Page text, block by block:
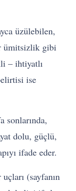
üzülebilen,
ümitsizlik gibi
– ihtiyatlı
ise
sonlarında,
dolu, güçlü,
ifade eder.
(sayfanın